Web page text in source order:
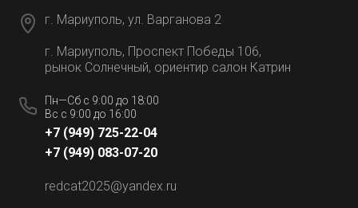
г. Мариуполь, ул. Варганова 2
г. Мариуполь, Проспект Победы 106,
рынок Солнечный, ориентир салон Катрин
Пн—Сб с 9:00 до 18:00
Вс с 9:00 до 16:00
+7 (949) 725-22-04
+7 (949) 083-07-20
redcat2025@yandex.ru